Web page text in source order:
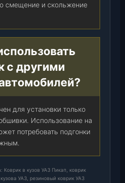
смещение и скольжение
с другими
для установки только
Использование на
потребовать подгонки
в кузов УАЗ Пикап, коврик
УАЗ, резиновый коврик УАЗ